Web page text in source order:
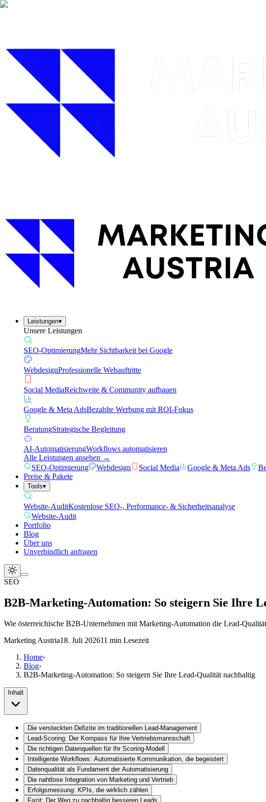
Leistungen▾
Unsere Leistungen
SEO-OptimierungMehr Sichtbarkeit bei Google
WebdesignProfessionelle Webauftritte
Social MediaReichweite & Community aufbauen
Google & Meta AdsBezahlte Werbung mit ROI-Fokus
BeratungStrategische Begleitung
AI-AutomatisierungWorkflows automatisieren
Alle Leistungen ansehen →
SEO-Optimierung
Webdesign Social Media Google & Meta Ads
Preise & Pakete
Tools▾
Website-AuditKostenlose SEO-, Performance- & Sicherheitsanalyse
Website-Audit
Portfolio
Blog
Über uns
Unverbindlich anfragen
SEO
B2B-Marketing-Automation: So steigern Sie Ihre
Wie österreichische B2B-Unternehmen mit Marketing-Automation die Lead-
Marketing Austria18. Juli 202611 min Lesezeit
Home›
Blog›
B2B-Marketing-Automation: So steigern Sie Ihre Lead-Qualität nachhaltig
Inhalt
Die versteckten Defizite im traditionellen Lead-Management
Lead-Scoring: Der Kompass für Ihre Vertriebsmannschaft
Die richtigen Datenquellen für Ihr Scoring-Modell
Intelligente Workflows: Automatisierte Kommunikation, die begeistert
Datenqualität als Fundament der Automatisierung
Die nahtlose Integration von Marketing und Vertrieb
Erfolgsmessung: KPIs, die wirklich zählen
Fazit: Der Weg zu nachhaltig besseren Leads